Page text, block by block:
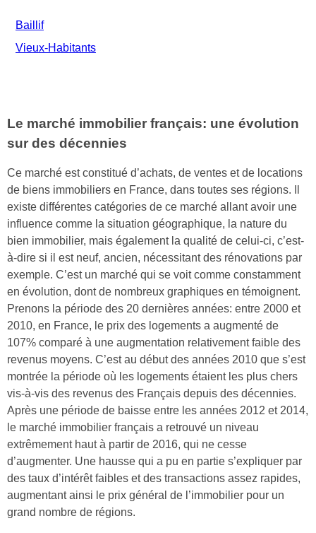
Baillif
Vieux-Habitants
Le marché immobilier français: une évolution
sur des décennies
Ce marché est constitué d’achats, de ventes et de locations
de biens immobiliers en France, dans toutes ses régions. Il
existe différentes catégories de ce marché allant avoir une
influence comme la situation géographique, la nature du
bien immobilier, mais également la qualité de celui-ci, c’est-
à-dire si il est neuf, ancien, nécessitant des rénovations par
exemple. C’est un marché qui se voit comme constamment
en évolution, dont de nombreux graphiques en témoignent.
Prenons la période des 20 dernières années: entre 2000 et
2010, en France, le prix des logements a augmenté de
107% comparé à une augmentation relativement faible des
revenus moyens. C’est au début des années 2010 que s’est
montrée la période où les logements étaient les plus chers
vis-à-vis des revenus des Français depuis des décennies.
Après une période de baisse entre les années 2012 et 2014,
le marché immobilier français a retrouvé un niveau
extrêmement haut à partir de 2016, qui ne cesse
d’augmenter. Une hausse qui a pu en partie s’expliquer par
des taux d’intérêt faibles et des transactions assez rapides,
augmentant ainsi le prix général de l’immobilier pour un
grand nombre de régions.